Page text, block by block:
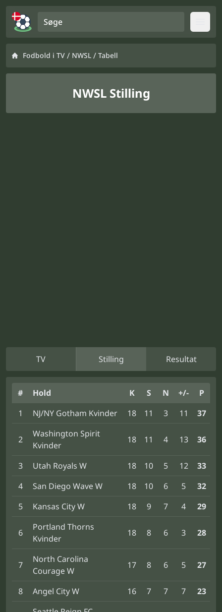
Fodbold i TV / NWSL / Tabell
NWSL Stilling
TV Stilling Resultat
# Hold K S N +/-
P
1
NJ/NY Gotham Kvinder 18 11 3 11 37
2
Washington Spirit
Kvinder
18 11 4 13 36
3 Utah Royals W 18 10 5 12
33
4
San Diego Wave W 18 10 6 5
32
5
Kansas City W 18 9 7 4 29
6
Portland Thorns
Kvinder
18 8 6 3 28
7
North Carolina
Courage W
17 8 6 5 27
8 Angel City W 16 7 7 7 23